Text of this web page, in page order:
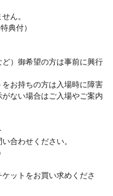
ん。
典付）
）御希望の方は事前に興行
お持ちの方は入場時に障害
ない場合はご入場やご案内
合わせください。
ットをお買い求めくださ